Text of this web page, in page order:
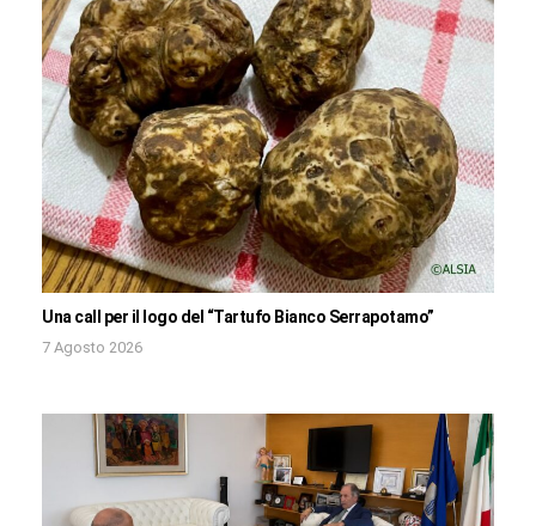
Una call per il logo del “Tartufo Bianco Serrapotamo”
7 Agosto 2026